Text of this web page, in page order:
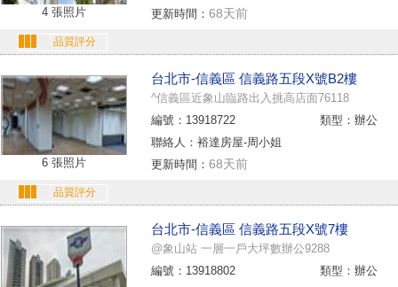
4 張照片
更新時間： 68天前
品質評分
6 張照片
台北市-信義區 信義路五段X號B2樓
^信義區近象山臨路出入挑高店面76118
編號：13918722
類型：辦公
聯絡人：裕達房屋-周小姐
更新時間： 68天前
品質評分
台北市-信義區 信義路五段X號7樓
@象山站 一層一戶大坪數辦公9288
編號：13918802
類型：辦公